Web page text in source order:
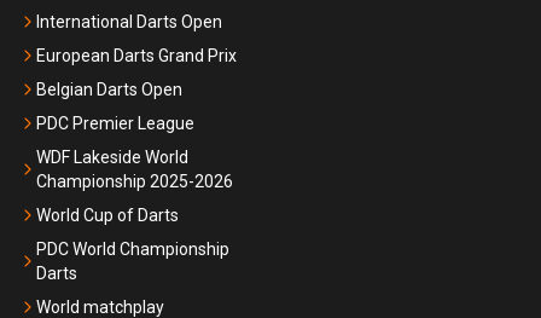
International Darts Open
European Darts Grand Prix
Belgian Darts Open
PDC Premier League
WDF Lakeside World
Championship 2025-2026
World Cup of Darts
PDC World Championship
Darts
World matchplay